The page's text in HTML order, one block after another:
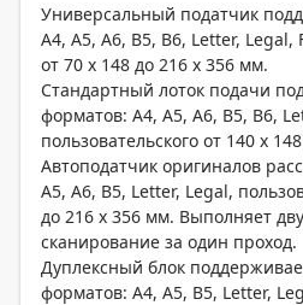
Универсальный податчик
A4, A5, A6, B5, B6, Letter, Legal,
от 70 x 148 до 216 x 356 мм.
Стандартный лоток подачи
форматов: A4, A5, A6, B5, B6,
пользовательского от 140 x
Автоподатчик оригиналов
A5, А6, B5, Letter, Legal,
до 216 x 356 мм. Выполняет
сканирование за один проход.
Дуплексный блок
форматов: A4, A5, B5, Letter,